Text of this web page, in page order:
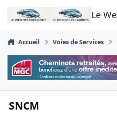
Aller au contenu
Le
Accueil Voies de Services
SNCM